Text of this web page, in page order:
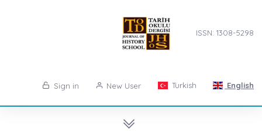
ISSN: 1308-5298
Sign in New User Turkish English